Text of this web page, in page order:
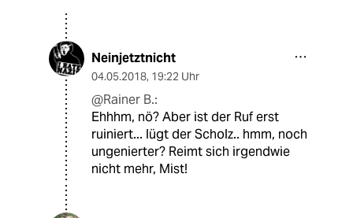
Neinjetztnicht
04.05.2018, 19:22 Uhr
@Rainer B.:
Ehhhm, nö? Aber ist der Ruf erst
ruiniert... lügt der Scholz.. hmm, noch
ungenierter? Reimt sich irgendwie
nicht mehr, Mist!